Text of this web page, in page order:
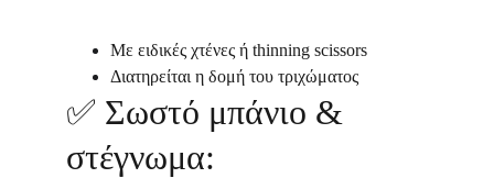
Με ειδικές χτένες ή thinning scissors
Διατηρείται η δομή του τριχώματος
✅ Σωστό μπάνιο &
στέγνωμα: